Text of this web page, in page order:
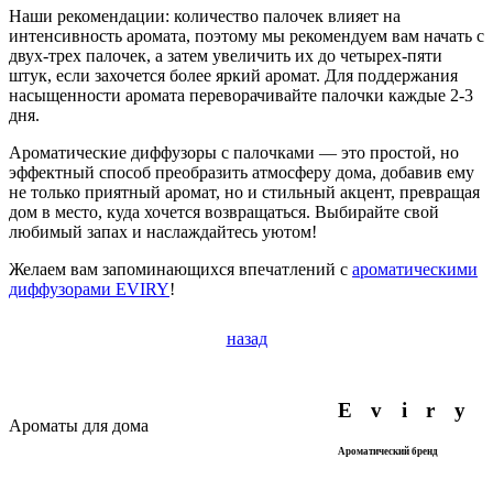
Наши рекомендации: количество палочек влияет на
интенсивность аромата, поэтому мы рекомендуем вам начать с
двух-трех палочек, а затем увеличить их до четырех-пяти
штук, если захочется более яркий аромат. Для поддержания
насыщенности аромата переворачивайте палочки каждые 2-3
дня.
Ароматические диффузоры с палочками — это простой, но
эффектный способ преобразить атмосферу дома, добавив ему
не только приятный аромат, но и стильный акцент, превращая
дом в место, куда хочется возвращаться. Выбирайте свой
любимый запах и наслаждайтесь уютом!
Желаем вам запоминающихся впечатлений с ароматическими
диффузорами EVIRY!
назад
Eviry
Ароматический бренд
Ароматы для дома